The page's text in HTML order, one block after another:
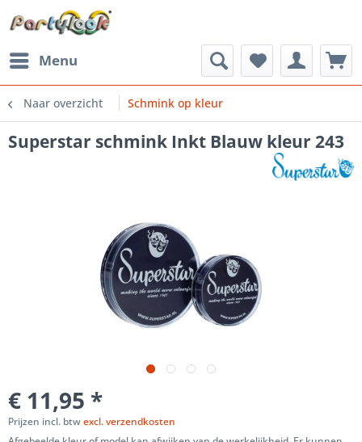
Menu
Naar overzicht Schmink op kleur
Superstar schmink Inkt Blauw kleur 243
€ 11,95 *
Prijzen incl. btwexcl. verzendkosten